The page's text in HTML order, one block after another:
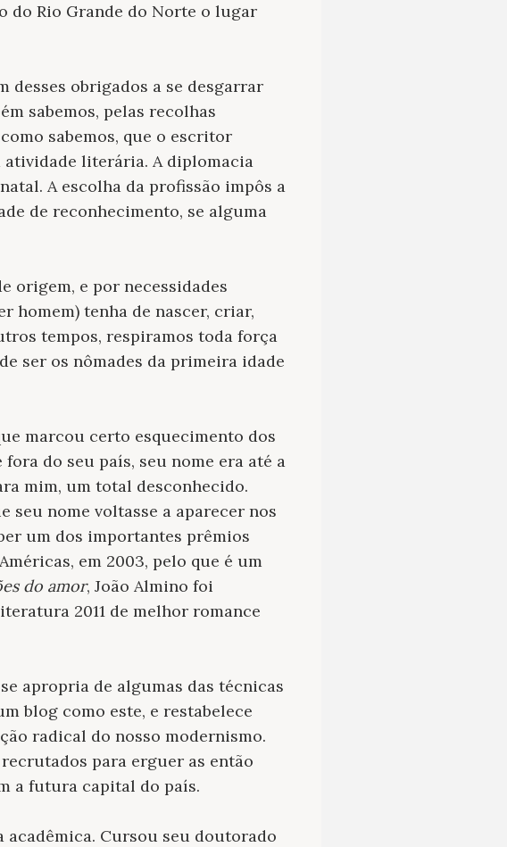
do Rio Grande do Norte o lugar
desses obrigados a se desgarrar
sabemos, pelas recolhas
sabemos, que o escritor
literária. A diplomacia
A escolha da profissão impôs a
de reconhecimento, se alguma
origem, e por necessidades
homem) tenha de nascer, criar,
tempos, respiramos toda força
ser os nômades da primeira idade
marcou certo esquecimento dos
do seu país, seu nome era até a
mim, um total desconhecido.
seu nome voltasse a aparecer nos
um dos importantes prêmios
em 2003, pelo que é um
do amor, João Almino foi
2011 de melhor romance
apropria de algumas das técnicas
blog como este, e restabelece
radical do nosso modernismo.
para erguer as então
a futura capital do país.
Cursou seu doutorado